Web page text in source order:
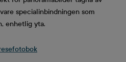
specialinbindningen som
enhetlig yta.